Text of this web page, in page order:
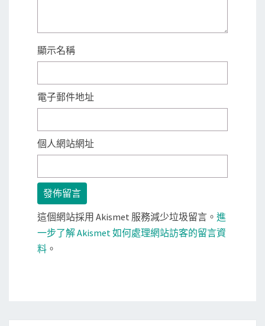
顯示名稱
電子郵件地址
個人網站網址
這個網站採用 Akismet 服務減少垃圾留言。 進
一步了解 Akismet 如何處理網站訪客的留言資
料 。